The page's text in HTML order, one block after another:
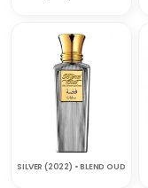
SILVER (2022) • BLEND OUD